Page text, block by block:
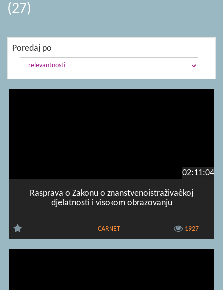
(27)
Poredaj po
02:11:04
Rasprava o Zakonu o znanstvenoistraživaèkoj
djelatnosti i visokom obrazovanju
CARNET 1927